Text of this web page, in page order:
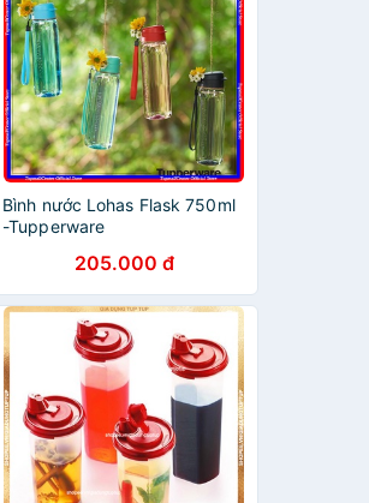
Bình nước Lohas Flask 750ml
-Tupperware
205.000 đ